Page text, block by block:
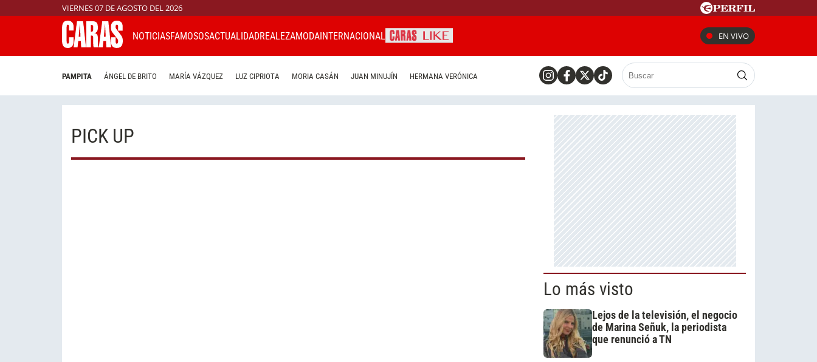
VIERNES 07 DE AGOSTO DEL 2026
NOTICIASFAMOSOSACTUALIDADREALEZAMODAINTERNACIONAL EN VIVO
PAMPITA ÁNGEL DE BRITO MARÍA VÁZQUEZ LUZ CIPRIOTA MORIA CASÁN JUAN MINUJÍN HERMANA VERÓNICA
PICK UP
Lo más visto
Lejos de la televisión, el negocio
de Marina Señuk, la periodista
que renunció a TN